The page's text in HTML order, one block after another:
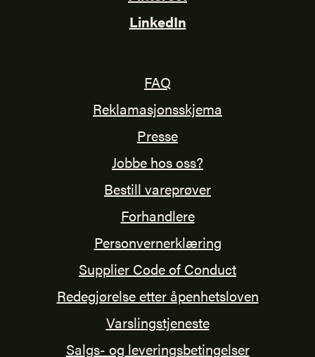
LinkedIn
FAQ
Reklamasjonsskjema
Presse
Jobbe hos oss?
Bestill vareprøver
Forhandlere
Personvernerklæring
Supplier Code of Conduct
Redegjørelse etter åpenhetsloven
Varslingstjeneste
Salgs- og leveringsbetingelser